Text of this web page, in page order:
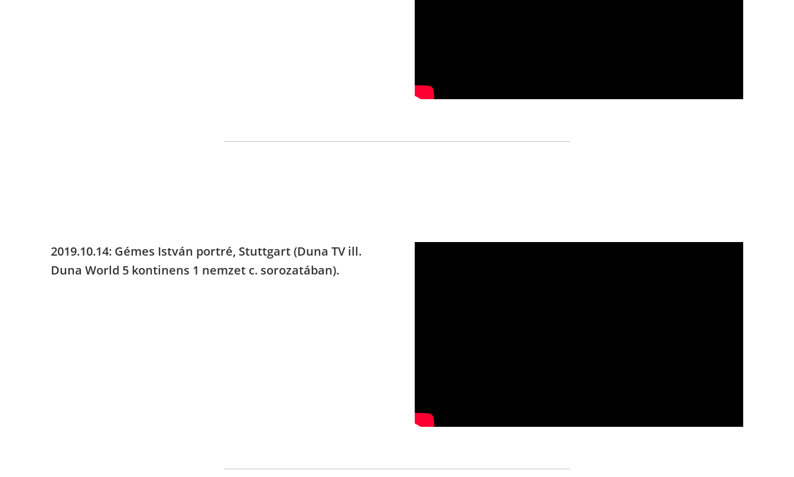
2019.10.14: Gémes István portré, Stuttgart (Duna TV ill.
Duna World 5 kontinens 1 nemzet c. sorozatában).